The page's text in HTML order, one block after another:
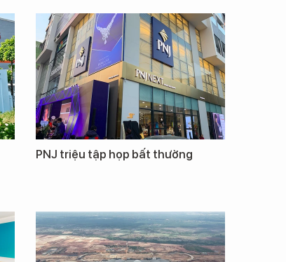
PNJ triệu tập họp bất thường